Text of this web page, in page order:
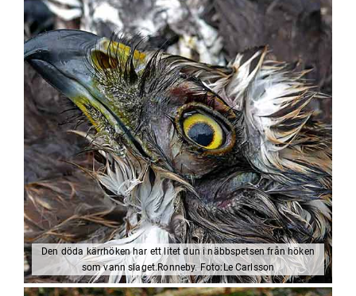
Den döda kärrhöken har ett litet dun i näbbspetsen från höken
som vann slaget.Ronneby. Foto:Le Carlsson